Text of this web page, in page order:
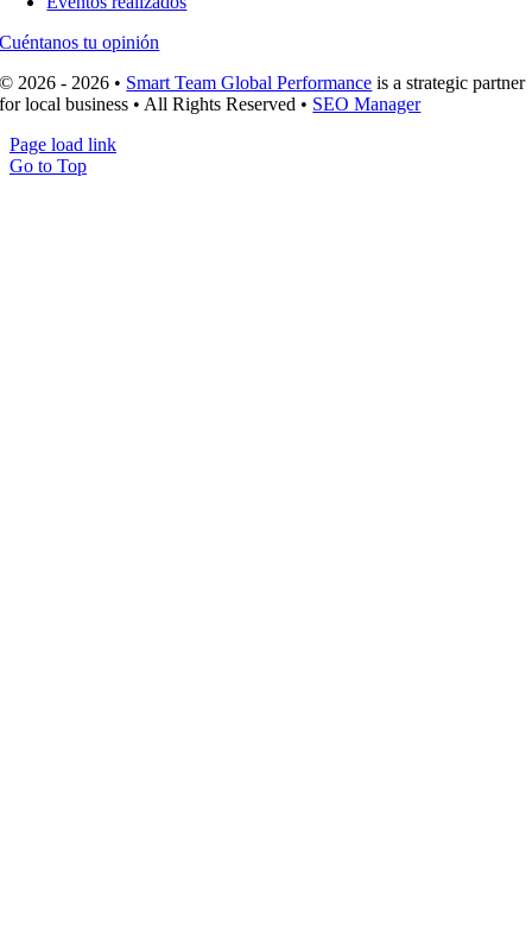
Cuéntanos tu opinión
© 2026 - 2026 • Smart Team Global Performance is a strategic partner
for local business • All Rights Reserved • SEO Manager
Page load link
Go to Top